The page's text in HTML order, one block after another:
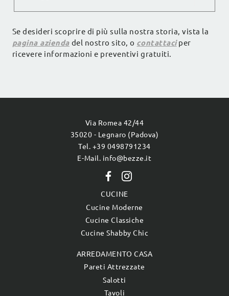
Se desideri scoprire di più sulla nostra storia, vista la
pagina aziendadel nostro sito, o contattaciper
ricevere informazioni e preventivi gratuiti.
Via Romea 42/44
35020 - Legnaro (Padova)
Tel. +39 0498791234
E-Mail. info@bezze.it
CUCINE
Cucine Moderne
Cucine Classiche
Cucine Shabby Chic
ARREDAMENTO CASA
Pareti Attrezzate
Salotti
Tavoli